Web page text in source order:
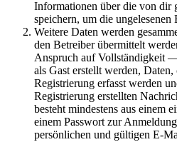
Informationen über die von dir
speichern, um die
Weitere Daten werden
den Betreiber übermittelt
Anspruch auf Vollständigkeit
als Gast erstellt werden,
Registrierung erfasst werden
Registrierung erstellten
besteht mindestens aus einem
einem Passwort zur
persönlichen und gültigen E-